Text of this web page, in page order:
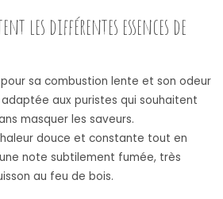
les différentes essences de
sa combustion lente et son odeur
aux puristes qui souhaitent
masquer les saveurs.
douce et constante tout en
note subtilement fumée, très
au feu de bois.